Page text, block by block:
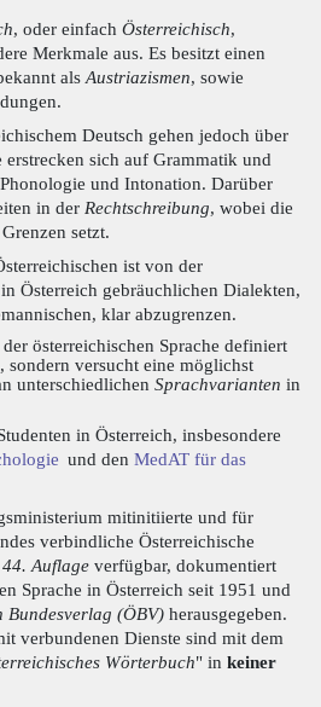
, oder einfach Österreichisch,
Merkmale aus. Es besitzt einen
als Austriazismen, sowie
Deutsch gehen jedoch über
erstrecken sich auf Grammatik und
und Intonation. Darüber
in der Rechtschreibung, wobei die
setzt.
ist von der
Österreich gebräuchlichen Dialekten,
klar abzugrenzen.
österreichischen Sprache definiert
sondern versucht eine möglichst
unterschiedlichen Sprachvarianten in
in Österreich, insbesondere
und den MedAT für das
mitinitiierte und für
verbindliche Österreichische
44. Auflage verfügbar, dokumentiert
Sprache in Österreich seit 1951 und
Bundesverlag (ÖBV) herausgegeben.
verbundenen Dienste sind mit dem
Wörterbuch" in keiner